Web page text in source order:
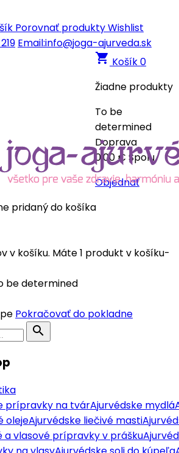
Porovnať produktyWishlist
Email:info@joga-ajurveda.sk
shopping_cart Košík0
Žiadne produkty
To be
determined
Doprava
0,00 € Spolu
Objednať
pridaný do košíka
v košíku. Máte 1 produkt v košíku-
be determined
Pokračovať do pokladne
search
prípravky na tvárAjurvédske mydlá
olejeAjurvédske liečivé masti
a vlasové prípravky v prášku